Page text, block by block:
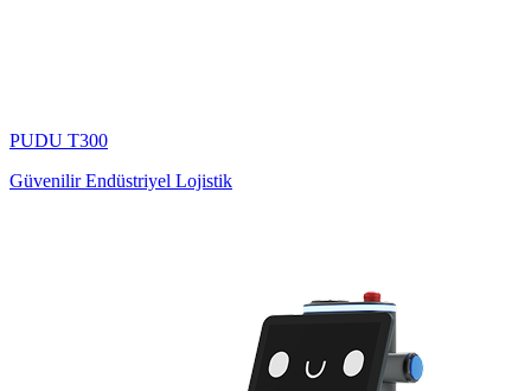
PUDU T300
Güvenilir Endüstriyel Lojistik